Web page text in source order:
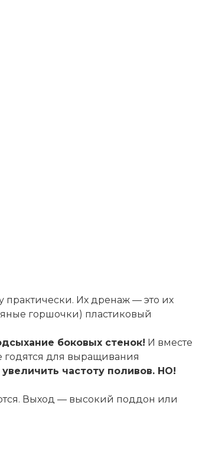
практически. Их дренаж — это их
горшочки) пластиковый
боковых стенок! И вместе
годятся для выращивания
увеличить частоту поливов. НО!
Выход — высокий поддон или